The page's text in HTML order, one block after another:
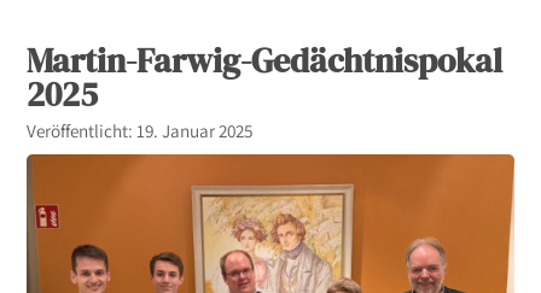
Martin-Farwig-Gedächtnispokal
2025
Details
Veröffentlicht: 19. Januar 2025